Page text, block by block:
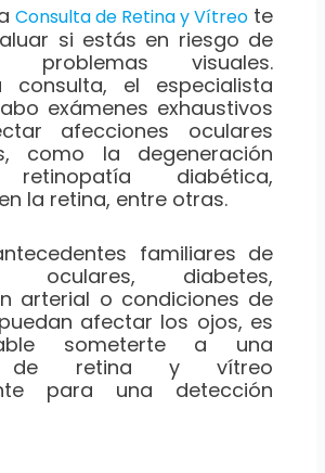
Consulta de Retina y Vítreo te
si estás en riesgo de
problemas visuales.
consulta, el especialista
exámenes exhaustivos
afecciones oculares
como la degeneración
retinopatía diabética,
la retina, entre otras.
familiares de
oculares, diabetes,
arterial o condiciones de
afectar los ojos, es
someterte a una
de retina y vítreo
para una detección